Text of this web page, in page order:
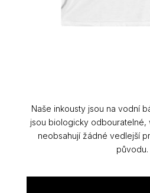
Naše inkousty jsou na vodní
jsou biologicky
neobsahují žádné vedlejší
původu.